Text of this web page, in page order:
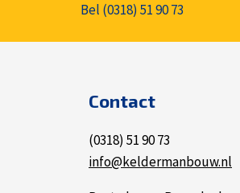
Bel (0318) 51 90 73
Contact
(0318) 51 90 73
info@keldermanbouw.nl